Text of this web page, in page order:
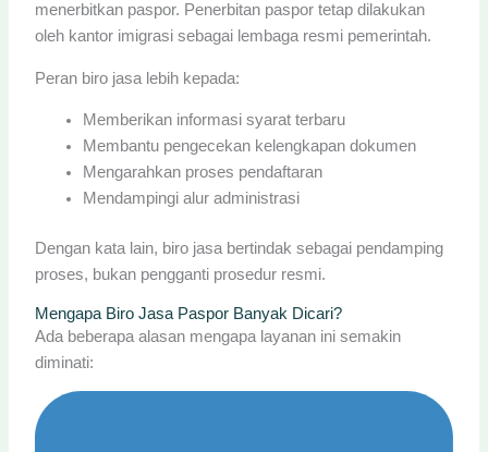
menerbitkan paspor. Penerbitan paspor tetap dilakukan
oleh kantor imigrasi sebagai lembaga resmi pemerintah.
Peran biro jasa lebih kepada:
Memberikan informasi syarat terbaru
Membantu pengecekan kelengkapan dokumen
Mengarahkan proses pendaftaran
Mendampingi alur administrasi
Dengan kata lain, biro jasa bertindak sebagai pendamping
proses, bukan pengganti prosedur resmi.
Mengapa Biro Jasa Paspor Banyak Dicari?
Ada beberapa alasan mengapa layanan ini semakin
diminati: